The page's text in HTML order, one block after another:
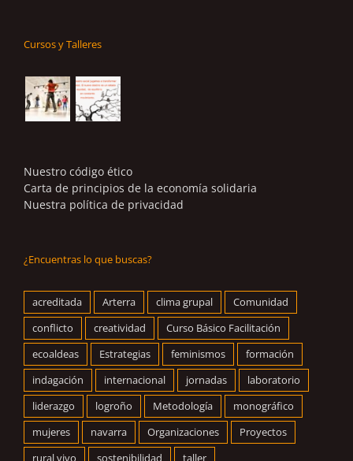
Cursos y Talleres
Nuestro código ético
Carta de principios de la economía solidaria
Nuestra política de privacidad
¿Encuentras lo que buscas?
acreditada Arterra clima grupal
Comunidad
conflicto
creatividad
Curso Básico Facilitación
ecoaldeas
Estrategias feminismos
formación
indagación
internacional jornadas
laboratorio
liderazgo
logroño Metodología
monográfico
mujeres
navarra Organizaciones
Proyectos